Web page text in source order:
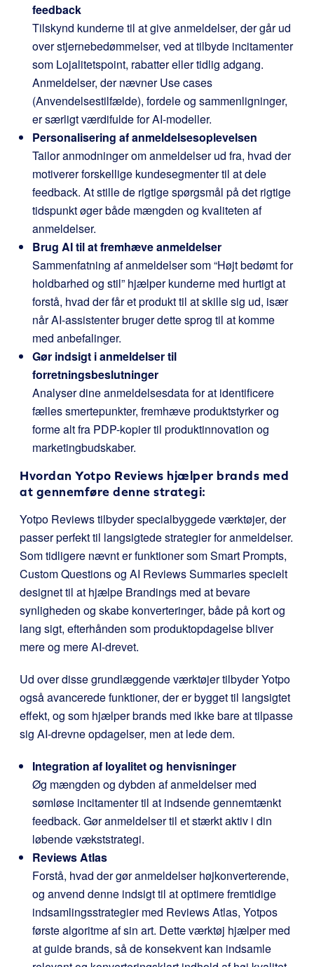
feedback
Tilskynd kunderne til at give anmeldelser, der går ud
over stjernebedømmelser, ved at tilbyde incitamenter
som Lojalitetspoint, rabatter eller tidlig adgang.
Anmeldelser, der nævner Use cases
(Anvendelsestilfælde), fordele og sammenligninger,
er særligt værdifulde for AI-modeller.
Personalisering af anmeldelsesoplevelsen
Tailor anmodninger om anmeldelser ud fra, hvad der
motiverer forskellige kundesegmenter til at dele
feedback. At stille de rigtige spørgsmål på det rigtige
tidspunkt øger både mængden og kvaliteten af
anmeldelser.
Brug AI til at fremhæve anmeldelser
Sammenfatning af anmeldelser som “Højt bedømt for
holdbarhed og stil” hjælper kunderne med hurtigt at
forstå, hvad der får et produkt til at skille sig ud, især
når AI-assistenter bruger dette sprog til at komme
med anbefalinger.
Gør indsigt i anmeldelser til
forretningsbeslutninger
Analyser dine anmeldelsesdata for at identificere
fælles smertepunkter, fremhæve produktstyrker og
forme alt fra PDP-kopier til produktinnovation og
marketingbudskaber.
Hvordan Yotpo Reviews hjælper brands med
at gennemføre denne strategi:
Yotpo Reviews tilbyder specialbyggede værktøjer, der
passer perfekt til langsigtede strategier for anmeldelser.
Som tidligere nævnt er funktioner som Smart Prompts,
Custom Questions og AI Reviews Summaries specielt
designet til at hjælpe Brandings med at bevare
synligheden og skabe konverteringer, både på kort og
lang sigt, efterhånden som produktopdagelse bliver
mere og mere AI-drevet.
Ud over disse grundlæggende værktøjer tilbyder Yotpo
også avancerede funktioner, der er bygget til langsigtet
effekt, og som hjælper brands med ikke bare at tilpasse
sig AI-drevne opdagelser, men at lede dem.
Integration af loyalitet og henvisninger
Øg mængden og dybden af anmeldelser med
sømløse incitamenter til at indsende gennemtænkt
feedback. Gør anmeldelser til et stærkt aktiv i din
løbende vækststrategi.
Reviews Atlas
Forstå, hvad der gør anmeldelser højkonverterende,
og anvend denne indsigt til at optimere fremtidige
indsamlingsstrategier med Reviews Atlas, Yotpos
første algoritme af sin art. Dette værktøj hjælper med
at guide brands, så de konsekvent kan indsamle